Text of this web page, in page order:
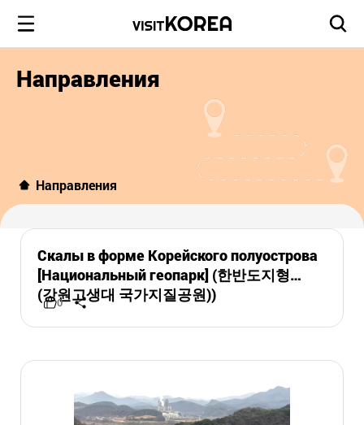
Направления
Направления
Скалы в форме Корейского полуострова
[Национальный геопарк] (한반도지형
(강원고생대 국가지질공원))
0